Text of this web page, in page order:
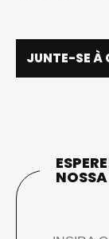
JUNTE-SE À